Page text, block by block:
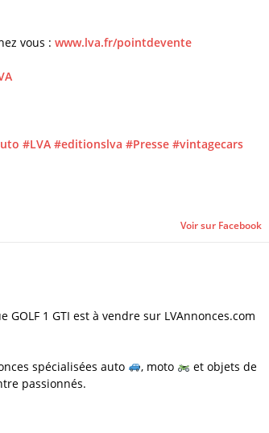
vous : www.lva.fr/pointdevente
#LVA #editionslva #Presse #vintagecars
Voir sur Facebook
GOLF 1 GTI est à vendre sur LVAnnonces.com
spécialisées auto , moto
et objets de
passionnés.